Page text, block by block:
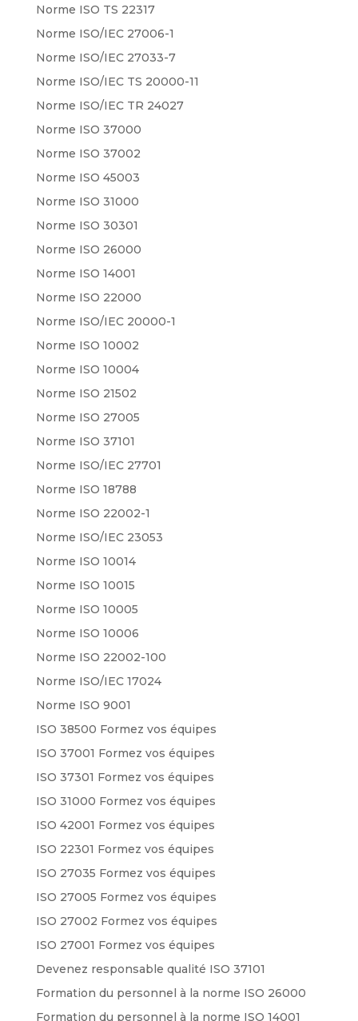
Norme ISO TS 22317
Norme ISO/IEC 27006-1
Norme ISO/IEC 27033-7
Norme ISO/IEC TS 20000-11
Norme ISO/IEC TR 24027
Norme ISO 37000
Norme ISO 37002
Norme ISO 45003
Norme ISO 31000
Norme ISO 30301
Norme ISO 26000
Norme ISO 14001
Norme ISO 22000
Norme ISO/IEC 20000-1
Norme ISO 10002
Norme ISO 10004
Norme ISO 21502
Norme ISO 27005
Norme ISO 37101
Norme ISO/IEC 27701
Norme ISO 18788
Norme ISO 22002-1
Norme ISO/IEC 23053
Norme ISO 10014
Norme ISO 10015
Norme ISO 10005
Norme ISO 10006
Norme ISO 22002-100
Norme ISO/IEC 17024
Norme ISO 9001
ISO 38500 Formez vos équipes
ISO 37001 Formez vos équipes
ISO 37301 Formez vos équipes
ISO 31000 Formez vos équipes
ISO 42001 Formez vos équipes
ISO 22301 Formez vos équipes
ISO 27035 Formez vos équipes
ISO 27005 Formez vos équipes
ISO 27002 Formez vos équipes
ISO 27001 Formez vos équipes
Devenez responsable qualité ISO 37101
Formation du personnel à la norme ISO 26000
Formation du personnel à la norme ISO 14001